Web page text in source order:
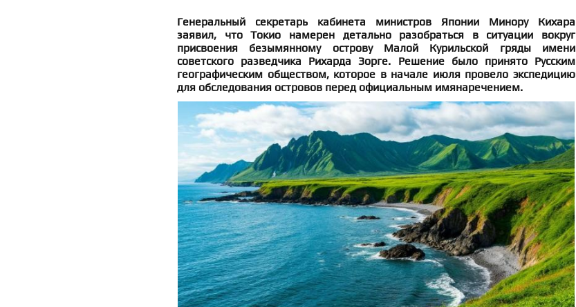
Генеральный секретарь кабинета министров Японии Минору Кихара
заявил, что Токио намерен детально разобраться в ситуации вокруг
присвоения безымянному острову Малой Курильской гряды имени
советского разведчика Рихарда Зорге. Решение было принято Русским
географическим обществом, которое в начале июля провело экспедицию
для обследования островов перед официальным имянаречением.